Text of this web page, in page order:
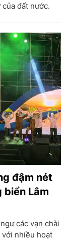
đất nước.
đậm nét
biển Lâm
các vạn chài
với nhiều hoạt